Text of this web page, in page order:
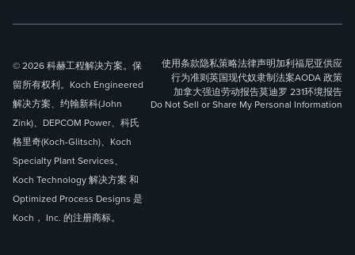
© 2026 科赫工程解决方案。保
留所有权利。Koch Engineered
解决方案、约翰新科(John
Zink)、DEPCOM Power、科氏
格里奇(Koch-Glitsch)、Koch
Specialty Plant Services、
Koch Technology 解决方案 和
Optimized Process Designs 是
Koch， Inc. 的注册商标。
使用条款隐私策略法律声明加利福尼亚供应
行为准则英国现代奴隶制法案AODA 政策
加拿大强迫劳动报告莫迪罗 231环境报告
Do Not Sell or Share My Personal Information